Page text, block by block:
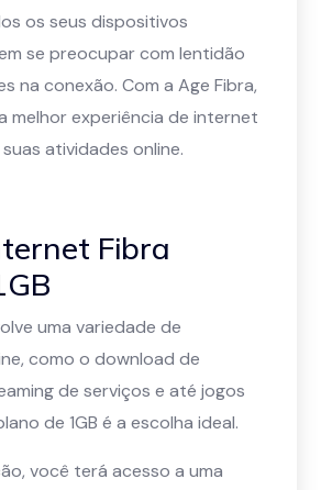
os seus dispositivos
se preocupar com lentidão
na conexão. Com a Age Fibra,
melhor experiência de internet
atividades online.
Fibra
uma variedade de
como o download de
de serviços e até jogos
de 1GB é a escolha ideal.
você terá acesso a uma